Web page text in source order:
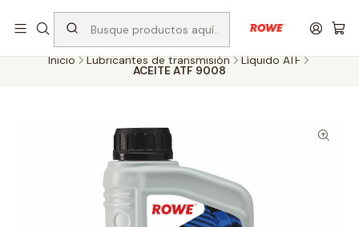
Despacho rápido a todo Chile
Inicio Lubricantes de transmisión Líquido ATF
ACEITE ATF 9008